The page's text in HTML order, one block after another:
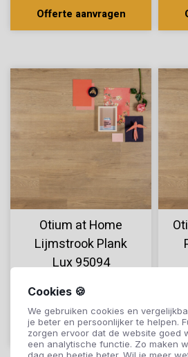
Cookies 🍪
We gebruiken cookies en
je beter en persoonlijker te helpen.
zorgen ervoor dat de website goed
een analytische functie. Zo maken
Offerte aanvragen
Otium at Home
Lijmstrook Plank
Lux 95094
€34,95
Offerte aanvragen